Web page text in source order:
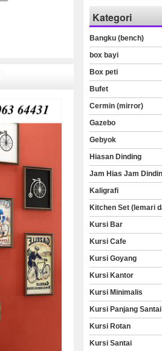
Kategori
Bangku (bench)
box bayi
Box peti
Bufet
Cermin (mirror)
Gazebo
Gebyok
Hiasan Dinding
Jam Hias Jam
Kaligrafi
Kitchen Set (lemari
Kursi Bar
Kursi Cafe
Kursi Goyang
Kursi Kantor
Kursi Minimalis
Kursi Panjang
Kursi Rotan
Kursi Santai